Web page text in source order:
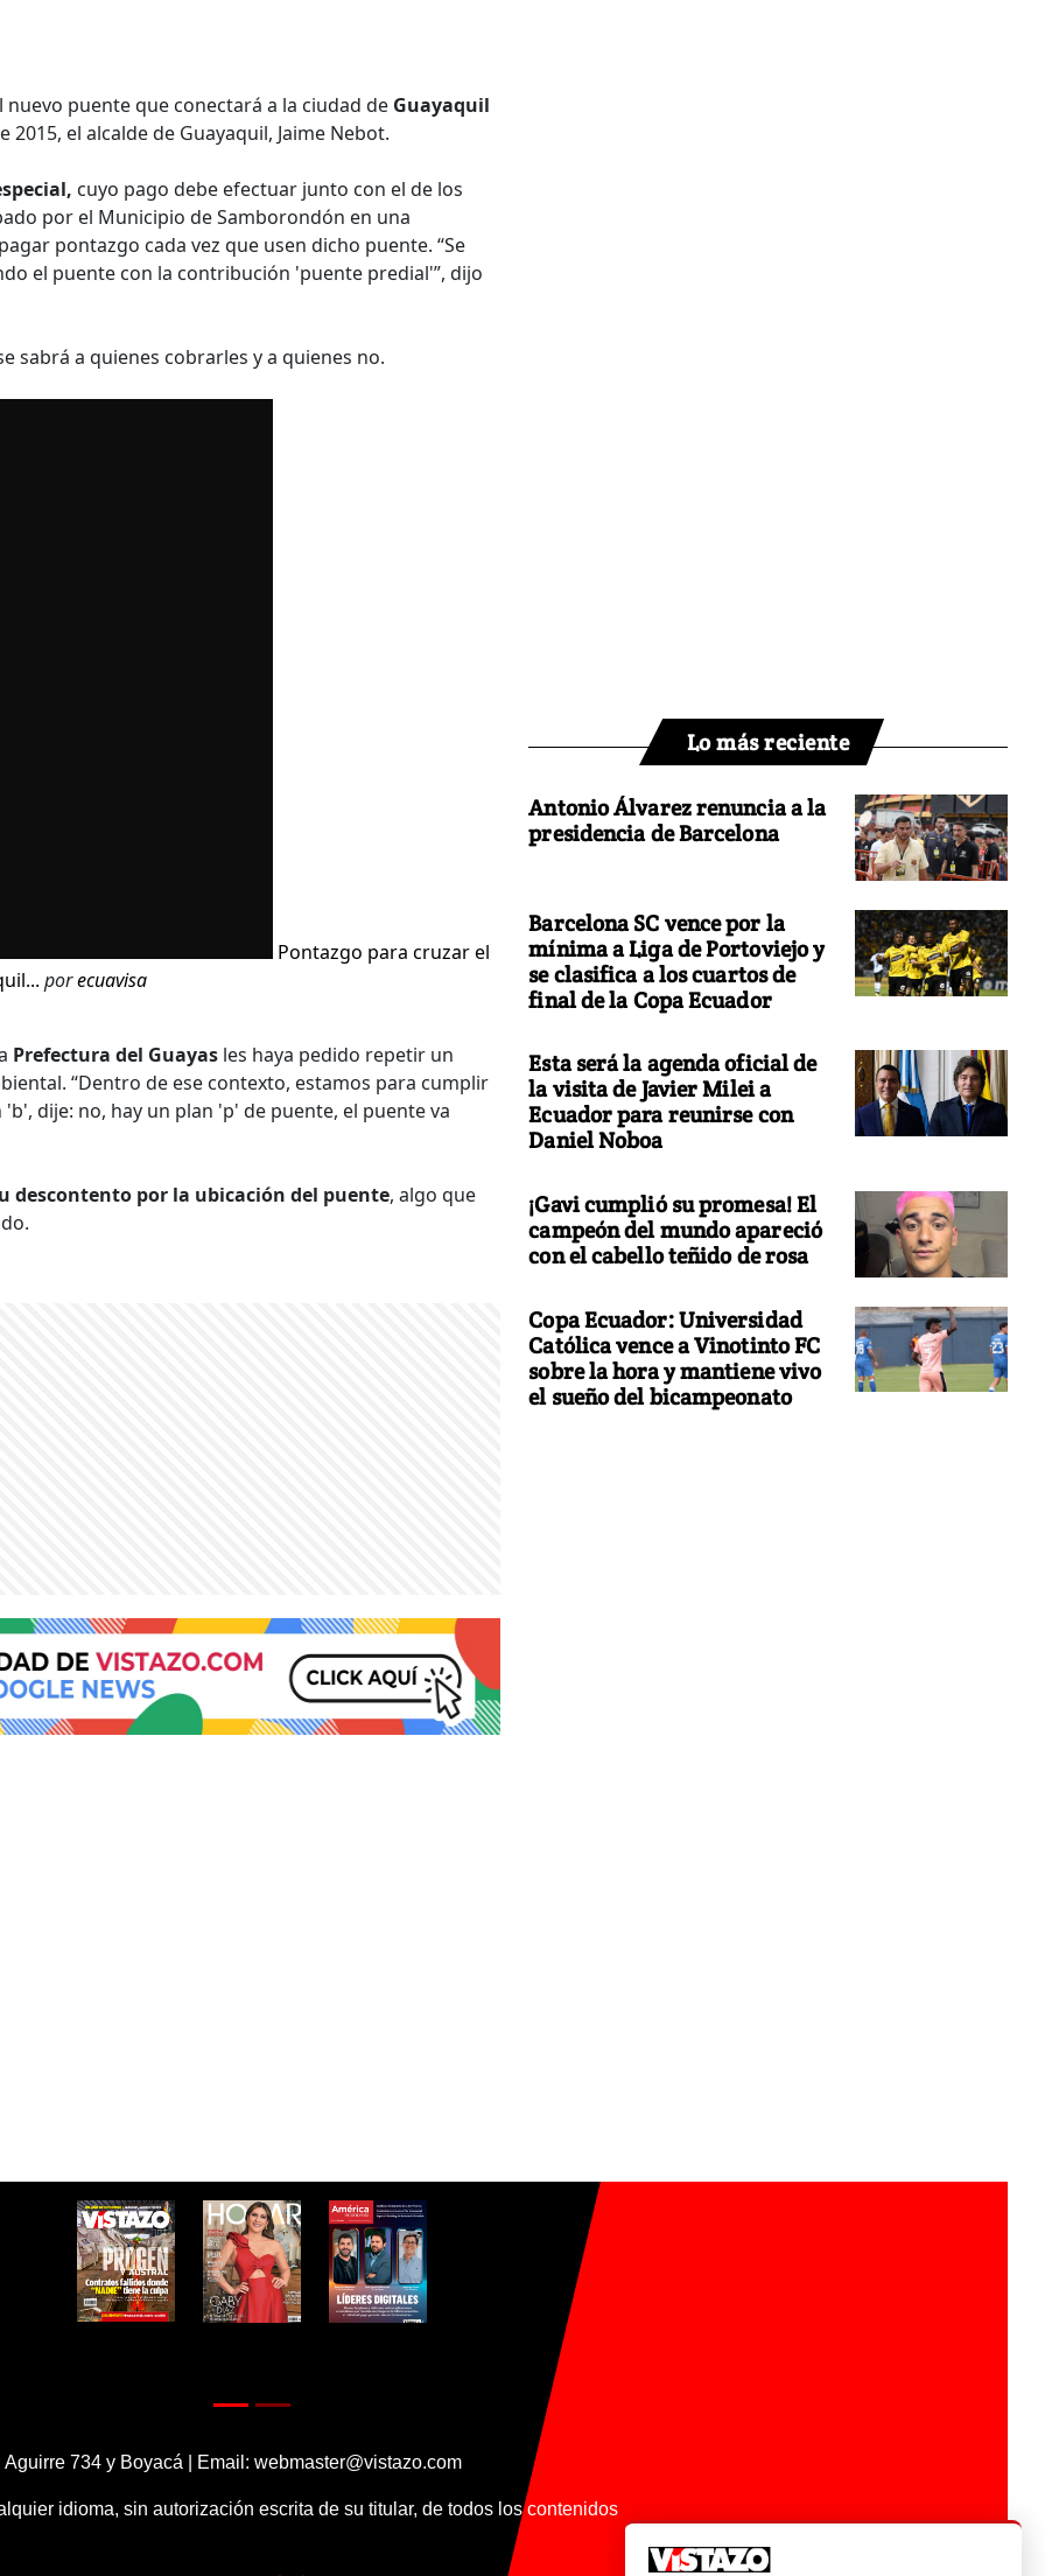
nuevo puente que conectará a la ciudad de Guayaquil
el alcalde de Guayaquil, Jaime Nebot.
cuyo pago debe efectuar junto con el de los
por el Municipio de Samborondón en una
pontazgo cada vez que usen dicho puente. “Se
el puente con la contribución 'puente predial'”, dijo
sabrá a quienes cobrarles y a quienes no.
Pontazgo para cruzar el
porecuavisa
Prefectura del Guayas les haya pedido repetir un
“Dentro de ese contexto, estamos para cumplir
dije: no, hay un plan 'p' de puente, el puente va
descontento por la ubicación del puente, algo que
Lo más reciente
Antonio Álvarez renuncia a la
presidencia de Barcelona
Barcelona SC vence por la
mínima a Liga de Portoviejo y
se clasifica a los cuartos de
final de la Copa Ecuador
Esta será la agenda oficial de
la visita de Javier Milei a
Ecuador para reunirse con
Daniel Noboa
¡Gavi cumplió su promesa! El
campeón del mundo apareció
con el cabello teñido de rosa
Copa Ecuador: Universidad
Católica vence a Vinotinto FC
sobre la hora y mantiene vivo
el sueño del bicampeonato
734 y Boyacá | Email: webmaster@vistazo.com
idioma, sin autorización escrita de su titular, de todos los contenidos